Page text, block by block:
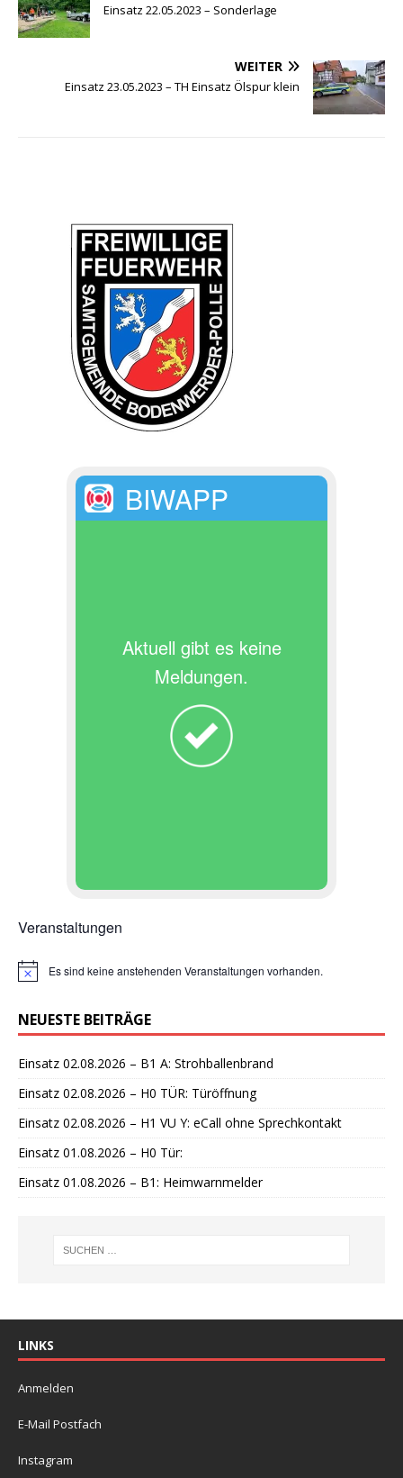
Einsatz 22.05.2023 – Sonderlage
WEITER
Einsatz 23.05.2023 – TH Einsatz Ölspur klein
BIWAPP
Aktuell gibt es keine
Meldungen.
Veranstaltungen
H
w
e
s
Es sind keine anstehenden Veranstaltungen vorhanden.
NEUESTE BEITRÄGE
Einsatz 02.08.2026 – B1 A: Strohballenbrand
Einsatz 02.08.2026 – H0 TÜR: Türöffnung
Einsatz 02.08.2026 – H1 VU Y: eCall ohne Sprechkontakt
Einsatz 01.08.2026 – H0 Tür:
Einsatz 01.08.2026 – B1: Heimwarnmelder
LINKS
Anmelden
E-Mail Postfach
Instagram